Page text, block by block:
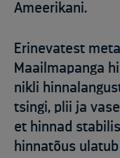
Ameerikani.
Erinevatest
Maailmapanga
nikli
tsingi, plii ja
et hinnad
hinnatõus